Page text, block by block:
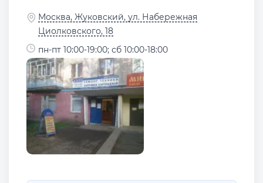
Москва, Жуковский, ул. Набережная
Циолковского, 18
пн-пт 10:00-19:00; сб 10:00-18:00